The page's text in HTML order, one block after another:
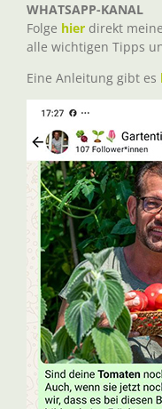
WHATSAPP-KANAL
Folge hier direkt
alle wichtigen Tipps
Eine Anleitung gibt es